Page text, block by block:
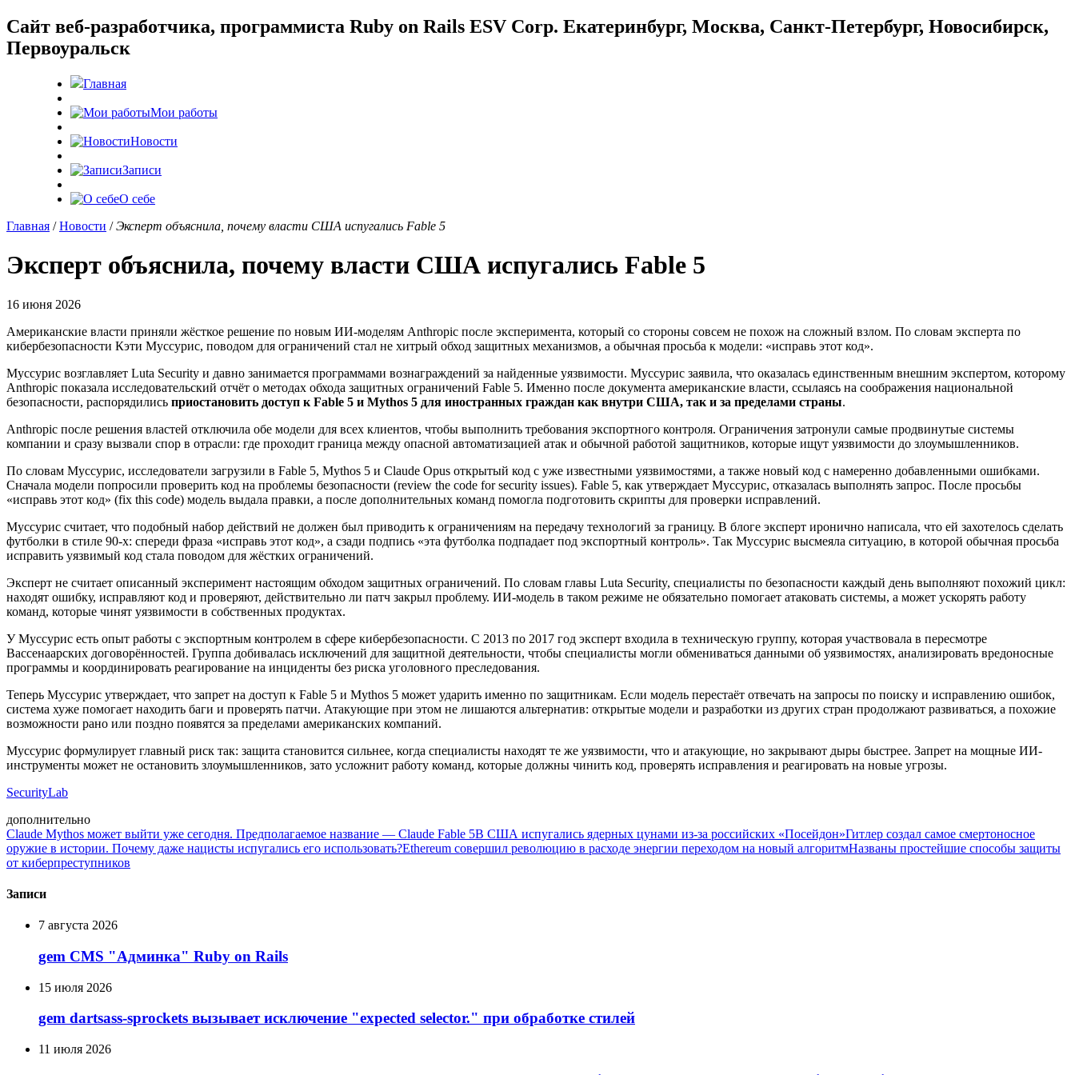
Cайт веб-разработчика, программиста Ruby on Rails ESV Corp. Екатеринбург, Москва, Санкт-Петербург, Новосибирск,
Первоуральск
Главная
Мои работы
Новости
Записи
О себе
Главная /Новости /Эксперт объяснила, почему власти США испугались Fable 5
Эксперт объяснила, почему власти США испугались Fable 5
16 июня 2026
Американские власти приняли жёсткое решение по новым ИИ-моделям Anthropic после эксперимента, который со стороны совсем не похож на сложный взлом. По словам эксперта по
кибербезопасности Кэти Муссурис, поводом для ограничений стал не хитрый обход защитных механизмов, а обычная просьба к модели: «исправь этот код».
Муссурис возглавляет Luta Security и давно занимается программами вознаграждений за найденные уязвимости. Муссурис заявила, что оказалась единственным внешним экспертом, которому
Anthropic показала исследовательский отчёт о методах обхода защитных ограничений Fable 5. Именно после документа американские власти, ссылаясь на соображения национальной
безопасности, распорядились приостановить доступ к Fable 5 и Mythos 5 для иностранных граждан как внутри США, так и за пределами страны.
Anthropic после решения властей отключила обе модели для всех клиентов, чтобы выполнить требования экспортного контроля. Ограничения затронули самые продвинутые системы
компании и сразу вызвали спор в отрасли: где проходит граница между опасной автоматизацией атак и обычной работой защитников, которые ищут уязвимости до злоумышленников.
По словам Муссурис, исследователи загрузили в Fable 5, Mythos 5 и Claude Opus открытый код с уже известными уязвимостями, а также новый код с намеренно добавленными ошибками.
Сначала модели попросили проверить код на проблемы безопасности (review the code for security issues). Fable 5, как утверждает Муссурис, отказалась выполнять запрос. После просьбы
«исправь этот код» (fix this code) модель выдала правки, а после дополнительных команд помогла подготовить скрипты для проверки исправлений.
Муссурис считает, что подобный набор действий не должен был приводить к ограничениям на передачу технологий за границу. В блоге эксперт иронично написала, что ей захотелось сделать
футболки в стиле 90-х: спереди фраза «исправь этот код», а сзади подпись «эта футболка подпадает под экспортный контроль». Так Муссурис высмеяла ситуацию, в которой обычная просьба
исправить уязвимый код стала поводом для жёстких ограничений.
Эксперт не считает описанный эксперимент настоящим обходом защитных ограничений. По словам главы Luta Security, специалисты по безопасности каждый день выполняют похожий цикл:
находят ошибку, исправляют код и проверяют, действительно ли патч закрыл проблему. ИИ-модель в таком режиме не обязательно помогает атаковать системы, а может ускорять работу
команд, которые чинят уязвимости в собственных продуктах.
У Муссурис есть опыт работы с экспортным контролем в сфере кибербезопасности. С 2013 по 2017 год эксперт входила в техническую группу, которая участвовала в пересмотре
Вассенаарских договорённостей. Группа добивалась исключений для защитной деятельности, чтобы специалисты могли обмениваться данными об уязвимостях, анализировать вредоносные
программы и координировать реагирование на инциденты без риска уголовного преследования.
Теперь Муссурис утверждает, что запрет на доступ к Fable 5 и Mythos 5 может ударить именно по защитникам. Если модель перестаёт отвечать на запросы по поиску и исправлению ошибок,
система хуже помогает находить баги и проверять патчи. Атакующие при этом не лишаются альтернатив: открытые модели и разработки из других стран продолжают развиваться, а похожие
возможности рано или поздно появятся за пределами американских компаний.
Муссурис формулирует главный риск так: защита становится сильнее, когда специалисты находят те же уязвимости, что и атакующие, но закрывают дыры быстрее. Запрет на мощные ИИ-
инструменты может не остановить злоумышленников, зато усложнит работу команд, которые должны чинить код, проверять исправления и реагировать на новые угрозы.
SecurityLab
дополнительно
Claude Mythos может выйти уже сегодня. Предполагаемое название — Claude Fable 5В США испугались ядерных цунами из-за российских «Посейдон»Гитлер создал самое смертоносное
оружие в истории. Почему даже нацисты испугались его использовать?Ethereum совершил революцию в расходе энергии переходом на новый алгоритмНазваны простейшие способы защиты
от киберпреступников
Записи
7 августа 2026
gem CMS "Админка" Ruby on Rails
15 июля 2026
gem dartsass-sprockets вызывает исключение "expected selector." при обработке стилей
11 июля 2026